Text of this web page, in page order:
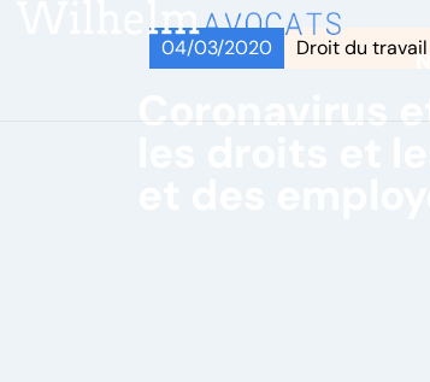
04/03/2020 Droit du travail
Coronavirus